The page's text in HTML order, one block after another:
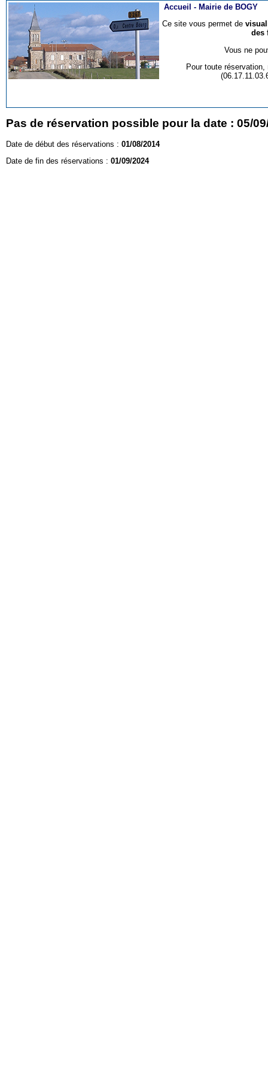
Accueil - Mairie de BOGY
Ce site vous permet de
des
Vous ne
Pour toute
Pas de réservation possible pour la date : 05/
Date de début des réservations : 01/08/2014
Date de fin des réservations : 01/09/2024